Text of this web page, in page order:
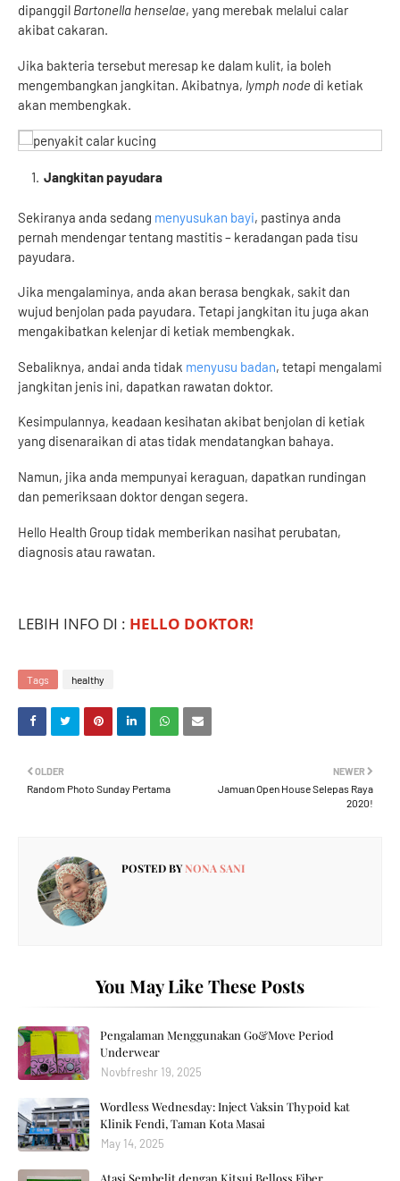
dipanggil Bartonella henselae, yang merebak melalui calar
akibat cakaran.
Jika bakteria tersebut meresap ke dalam kulit, ia boleh
mengembangkan jangkitan. Akibatnya, lymph node di ketiak
akan membengkak.
Jangkitan payudara
Sekiranya anda sedang menyusukan bayi, pastinya anda
pernah mendengar tentang mastitis – keradangan pada tisu
payudara.
Jika mengalaminya, anda akan berasa bengkak, sakit dan
wujud benjolan pada payudara. Tetapi jangkitan itu juga akan
mengakibatkan kelenjar di ketiak membengkak.
Sebaliknya, andai anda tidak menyusu badan, tetapi mengalami
jangkitan jenis ini, dapatkan rawatan doktor.
Kesimpulannya, keadaan kesihatan akibat benjolan di ketiak
yang disenaraikan di atas tidak mendatangkan bahaya.
Namun, jika anda mempunyai keraguan, dapatkan rundingan
dan pemeriksaan doktor dengan segera.
Hello Health Group tidak memberikan nasihat perubatan,
diagnosis atau rawatan.
LEBIH INFO DI : HELLO DOKTOR!
Tags healthy
NEWER
Jamuan Open House Selepas Raya
2020!
OLDER
Random Photo Sunday Pertama
POSTED BYNONA SANI
You May Like These Posts
Pengalaman Menggunakan Go&Move Period
Underwear
Novbfreshr 19, 2025
Wordless Wednesday: Inject Vaksin Thypoid kat
Klinik Fendi, Taman Kota Masai
May 14, 2025